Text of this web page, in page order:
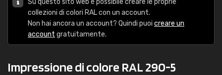
Su questo sito web è possibile creare le proprie
collezioni di colori RAL con un account.
Non hai ancora un account? Quindi puoi creare un
account gratuitamente.
Impressione di colore RAL 290-5